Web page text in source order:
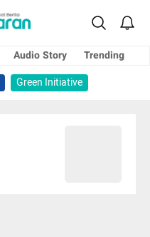
Audio Story
Trending
Green Initiative